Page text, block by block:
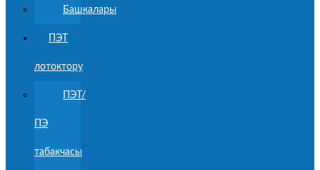
Башкалары
ПЭТ
лотоктору
ПЭТ/
ПЭ
табакчасы